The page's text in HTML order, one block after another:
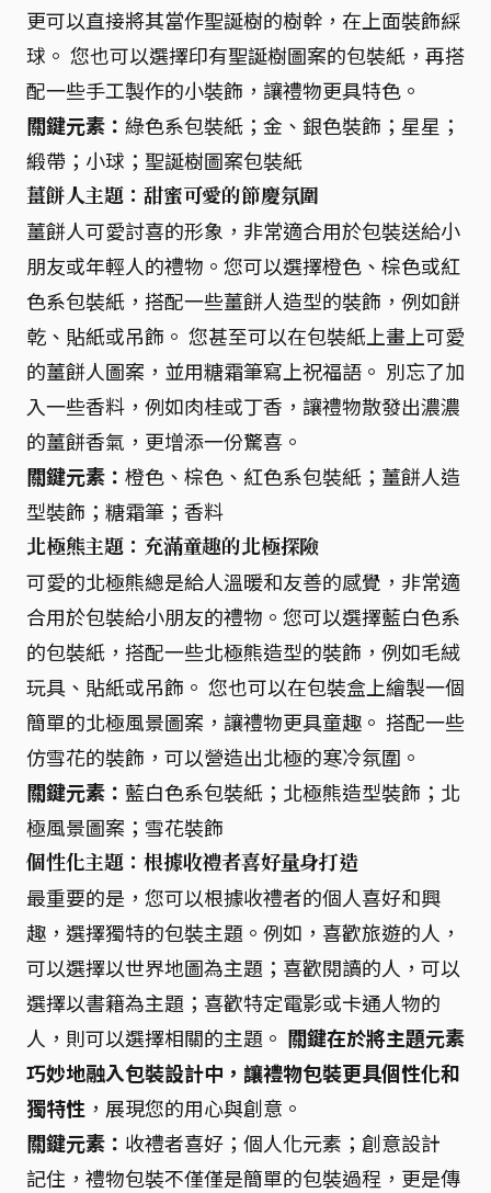
更可以直接將其當作聖誕樹的樹幹，在上面裝飾綵
球。 您也可以選擇印有聖誕樹圖案的包裝紙，再搭
配一些手工製作的小裝飾，讓禮物更具特色。
關鍵元素： 綠色系包裝紙；金、銀色裝飾；星星；
緞帶；小球；聖誕樹圖案包裝紙
薑餅人主題：甜蜜可愛的節慶氛圍
薑餅人可愛討喜的形象，非常適合用於包裝送給小
朋友或年輕人的禮物。您可以選擇橙色、棕色或紅
色系包裝紙，搭配一些薑餅人造型的裝飾，例如餅
乾、貼紙或吊飾。 您甚至可以在包裝紙上畫上可愛
的薑餅人圖案，並用糖霜筆寫上祝福語。 別忘了加
入一些香料，例如肉桂或丁香，讓禮物散發出濃濃
的薑餅香氣，更增添一份驚喜。
關鍵元素： 橙色、棕色、紅色系包裝紙；薑餅人造
型裝飾；糖霜筆；香料
北極熊主題：充滿童趣的北極探險
可愛的北極熊總是給人溫暖和友善的感覺，非常適
合用於包裝給小朋友的禮物。您可以選擇藍白色系
的包裝紙，搭配一些北極熊造型的裝飾，例如毛絨
玩具、貼紙或吊飾。 您也可以在包裝盒上繪製一個
簡單的北極風景圖案，讓禮物更具童趣。 搭配一些
仿雪花的裝飾，可以營造出北極的寒冷氛圍。
關鍵元素： 藍白色系包裝紙；北極熊造型裝飾；北
極風景圖案；雪花裝飾
個性化主題：根據收禮者喜好量身打造
最重要的是，您可以根據收禮者的個人喜好和興
趣，選擇獨特的包裝主題。例如，喜歡旅遊的人，
可以選擇以世界地圖為主題；喜歡閱讀的人，可以
選擇以書籍為主題；喜歡特定電影或卡通人物的
人，則可以選擇相關的主題。 關鍵在於將主題元素
巧妙地融入包裝設計中，讓禮物包裝更具個性化和
獨特性 ，展現您的用心與創意。
關鍵元素： 收禮者喜好；個人化元素；創意設計
記住，禮物包裝不僅僅是簡單的包裝過程，更是傳